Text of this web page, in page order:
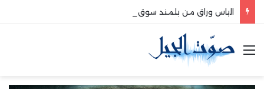
القائمة